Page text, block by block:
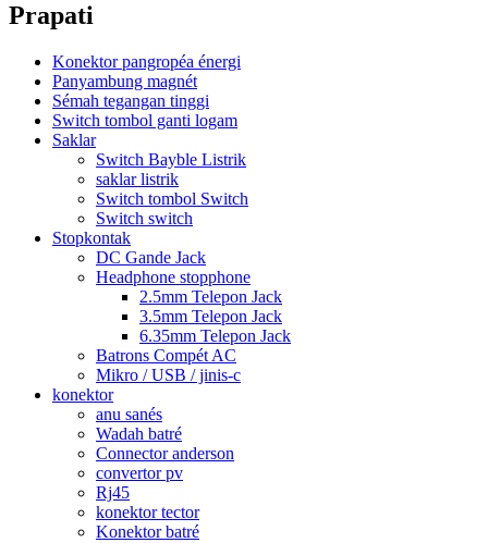
Prapati
Konektor pangropéa énergi
Panyambung magnét
Sémah tegangan tinggi
Switch tombol ganti logam
Saklar
Switch Bayble Listrik
saklar listrik
Switch tombol Switch
Switch switch
Stopkontak
DC Gande Jack
Headphone stopphone
2.5mm Telepon Jack
3.5mm Telepon Jack
6.35mm Telepon Jack
Batrons Compét AC
Mikro / USB / jinis-c
konektor
anu sanés
Wadah batré
Connector anderson
convertor pv
Rj45
konektor tector
Konektor batré